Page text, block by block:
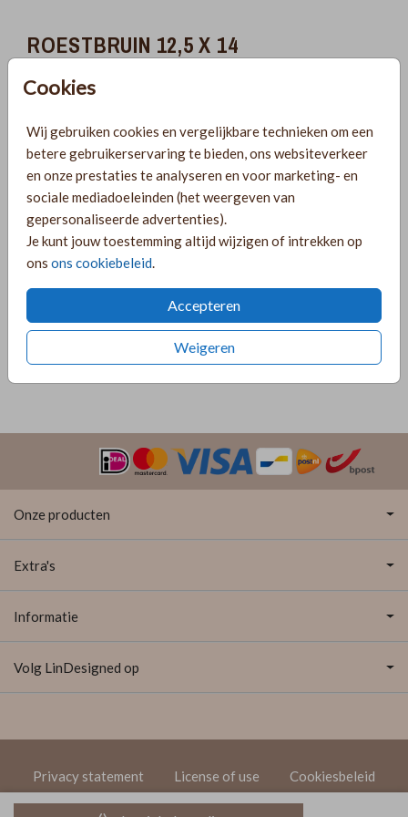
Cookies
Wij gebruiken cookies en vergelijkbare technieken om een
betere gebruikerservaring te bieden, ons websiteverkeer
en onze prestaties te analyseren en voor marketing- en
sociale mediadoeleinden (het weergeven van
gepersonaliseerde advertenties).
Je kunt jouw toestemming altijd wijzigen of intrekken op
ons ons cookiebeleid
Accepteren
Weigeren
ROESTBRUIN 12,5 X 14
Aantal
Gratis verzending
Voor 18:00 uur besteld, morgen in huis!
Ruime keuze uit producten voor bij je kaartje
roestbruin 12,5 x 14
Onze producten
Extra's
Informatie
Volg LinDesigned op
Privacy statement License of use Cookiesbeleid
© 2020 LinDesigned